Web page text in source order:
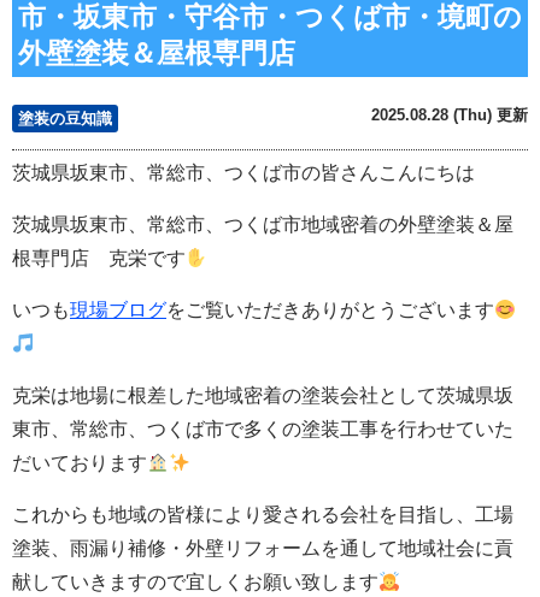
市・坂東市・守谷市・つくば市・境町の
外壁塗装＆屋根専門店
塗装の豆知識 2025.08.28 (Thu) 更新
茨城県坂東市、常総市、つくば市の皆さんこんにちは
茨城県坂東市、常総市、つくば市地域密着の外壁塗装＆屋
根専門店 克栄です
いつも現場ブログをご覧いただきありがとうございます
克栄は地場に根差した地域密着の塗装会社として茨城県坂
東市、常総市、つくば市で多くの塗装工事を行わせていた
だいております
これからも地域の皆様により愛される会社を目指し、工場
塗装、雨漏り補修・ 外壁リフォームを通して地域社会に貢
献していきますので宜しくお願い致します